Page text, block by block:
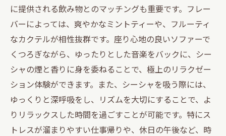
神泉駅から徒歩圏内のシーシャバーの魅力
アクセスしやすい神泉駅のシーシャバー
徒歩圏内で味わえるシーシャの多様性
神泉駅周辺のシーシャバーでのお得情報
徒歩で楽しむ神泉駅周辺のシーシャ体験
シーシャバーの選び方ガイド神泉駅編
神泉駅近くで体験するシーシャ文化の魅力
神泉駅周辺でシーシャを楽しむためのガイド
に提供される飲み物とのマッチングも重要です。フレー
バーによっては、爽やかなミントティーや、フルーティ
なカクテルが相性抜群です。座り心地の良いソファーで
くつろぎながら、ゆったりとした音楽をバックに、シー
シャの煙と香りに身を委ねることで、極上のリラクゼー
ション体験ができます。また、シーシャを吸う際には、
ゆっくりと深呼吸をし、リズムを大切にすることで、よ
りリラックスした時間を過ごすことが可能です。特にス
トレスが溜まりやすい仕事帰りや、休日の午後など、時